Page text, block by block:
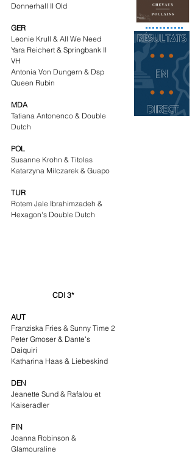
Donnerhall II Old
GER
Leonie Krull & All We Need
Yara Reichert & Springbank II
VH
Antonia Von Dungern & Dsp
Queen Rubin
MDA
Tatiana Antonenco & Double
Dutch
POL
Susanne Krohn & Titolas
Katarzyna Milczarek & Guapo
TUR
Rotem Jale Ibrahimzadeh &
Hexagon's Double Dutch
CDI 3*
AUT
Franziska Fries & Sunny Time 2
Peter Gmoser & Dante's
Daiquiri
Katharina Haas & Liebeskind
DEN
Jeanette Sund & Rafalou et
Kaiseradler
FIN
Joanna Robinson &
Glamouraline